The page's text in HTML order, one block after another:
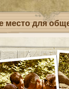
место для